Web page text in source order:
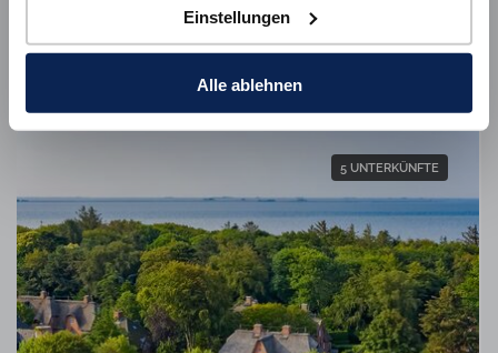
Ihre Einwilligung erteilen Sie mit "Alle zulassen" oder
beschränken auf notwendige Cookies mit "Alle ablehnen".
Weitere Informationen und Details zu unseren Partnern
finden Sie in unsereren
demImpressum.
Einstellungen
Alle ablehnen
Details
5 UNTERKÜNFTE